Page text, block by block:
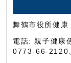
舞鶴市役所健康
電話: 親子健康
0773-66-2120